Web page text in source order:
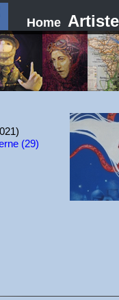
Home
(29)